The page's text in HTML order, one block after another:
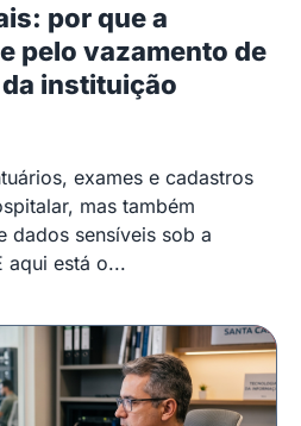
por que a
pelo vazamento de
instituição
exames e cadastros
mas também
dados sensíveis sob a
aqui está o...